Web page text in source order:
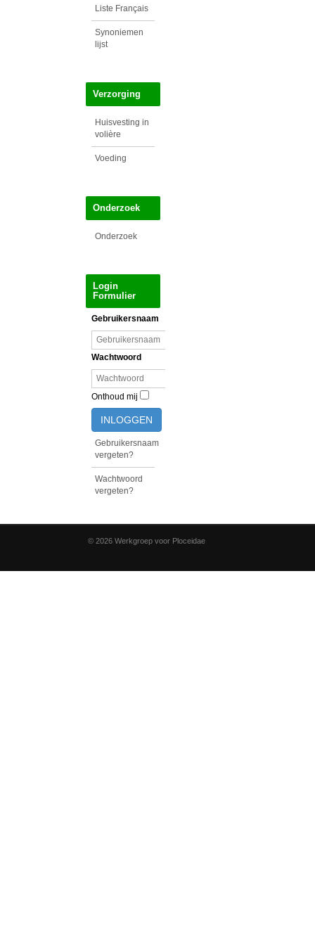
Liste Français
Synoniemen
lijst
Verzorging
Huisvesting in
volière
Voeding
Onderzoek
Onderzoek
Login
Formulier
Gebruikersnaam
Wachtwoord
Onthoud mij
INLOGGEN
Gebruikersnaam
vergeten?
Wachtwoord
vergeten?
© 2026 Werkgroep voor Ploceidae